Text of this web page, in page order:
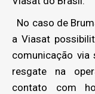
No caso de
a Viasat
comunicação via
resgate na
contato com